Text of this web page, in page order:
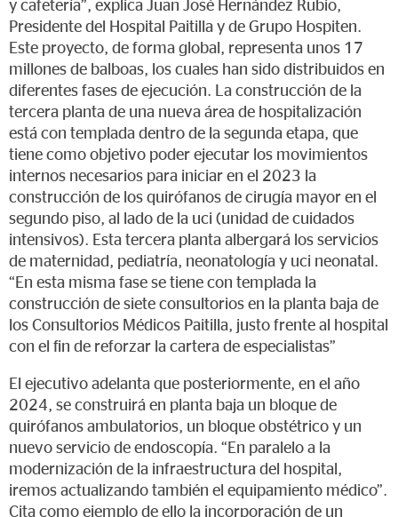
y cafetería”, explica Juan José Hernández Rubio,
Presidente del Hospital Paitilla y de Grupo Hospiten.
Este proyecto, de forma global, representa unos 17
millones de balboas, los cuales han sido distribuidos en
diferentes fases de ejecución. La construcción de la
tercera planta de una nueva área de hospitalización
está con templada dentro de la segunda etapa, que
tiene como objetivo poder ejecutar los movimientos
internos necesarios para iniciar en el 2023 la
construcción de los quirófanos de cirugía mayor en el
segundo piso, al lado de la uci (unidad de cuidados
intensivos). Esta tercera planta albergará los servicios
de maternidad, pediatría, neonatología y uci neonatal.
“En esta misma fase se tiene con templada la
construcción de siete consultorios en la planta baja de
los Consultorios Médicos Paitilla, justo frente al hospital
con el fin de reforzar la cartera de especialistas”
El ejecutivo adelanta que posteriormente, en el año
2024, se construirá en planta baja un bloque de
quirófanos ambulatorios, un bloque obstétrico y un
nuevo servicio de endoscopía. “En paralelo a la
modernización de la infraestructura del hospital,
iremos actualizando también el equipamiento médico”.
Cita como ejemplo de ello la incorporación de un